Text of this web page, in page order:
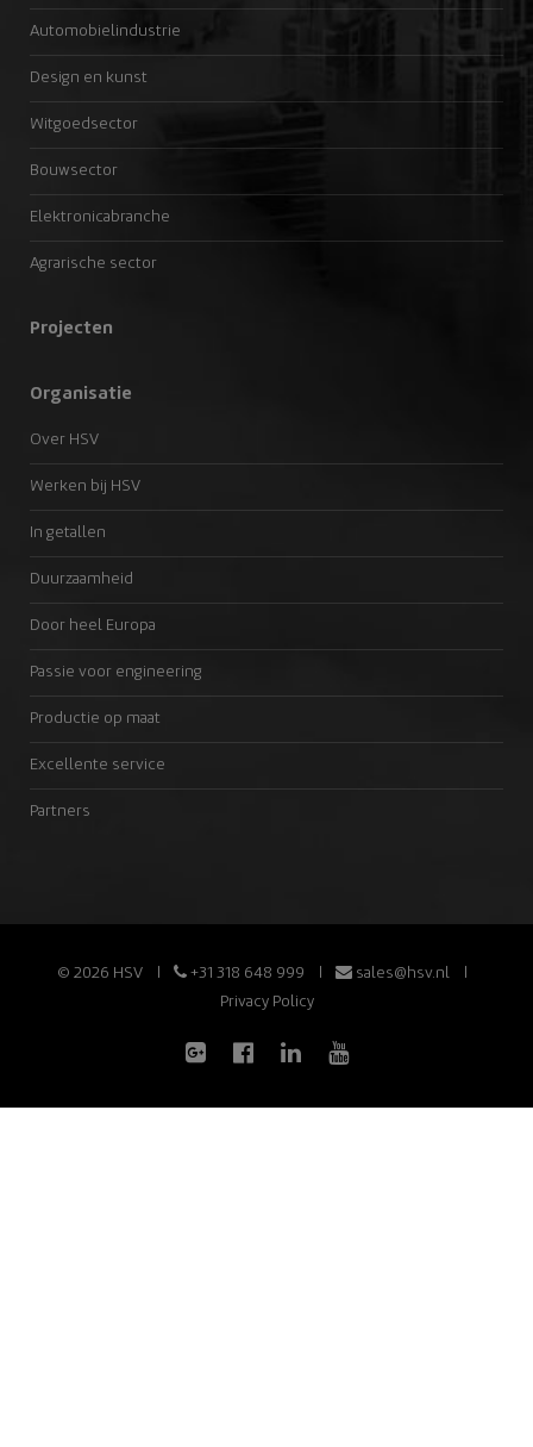
Automobielindustrie
Design en kunst
Witgoedsector
Bouwsector
Elektronicabranche
Agrarische sector
Projecten
Organisatie
Over HSV
Werken bij HSV
In getallen
Duurzaamheid
Door heel Europa
Passie voor engineering
Productie op maat
Excellente service
Partners
© 2026 HSV +31 318 648 999
sales@hsv.nl
Privacy Policy